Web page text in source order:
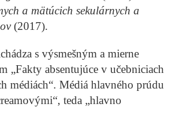
a mätúcich sekulárnych a
(2017).
s výsmešným a mierne
„Fakty absentujúce v učebniciach
médiách“. Médiá hlavného prúdu
teda „hlavno